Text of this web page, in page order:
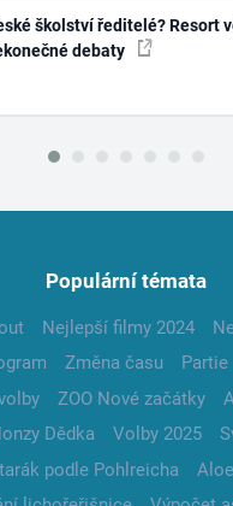
školství ředitelé? Resort
debaty
Populární témata
Nejlepší filmy 2024
Změna času Partie
ZOO Nové začátky
Dědka
Volby 2025
podle Pohlreicha